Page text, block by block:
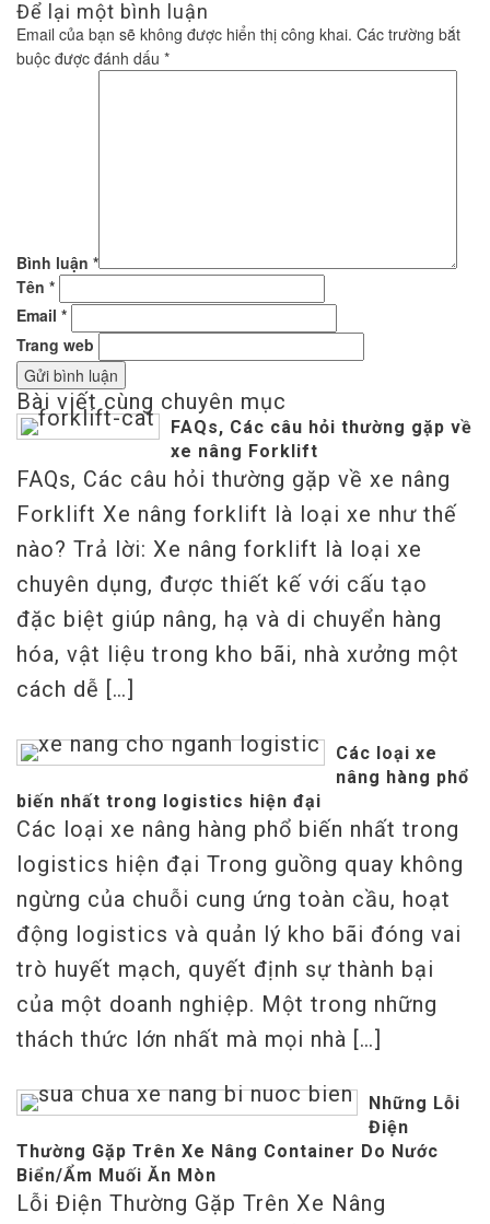
Để lại một bình luận
Email của bạn sẽ không được hiển thị công khai. Các trường bắt
buộc được đánh dấu *
Bình luận *
Tên *
Email *
Trang web
Bài viết cùng chuyên mục
FAQs, Các câu hỏi thường gặp về
xe nâng Forklift
FAQs, Các câu hỏi thường gặp về xe nâng
Forklift Xe nâng forklift là loại xe như thế
nào? Trả lời: Xe nâng forklift là loại xe
chuyên dụng, được thiết kế với cấu tạo
đặc biệt giúp nâng, hạ và di chuyển hàng
hóa, vật liệu trong kho bãi, nhà xưởng một
cách dễ […]
Các loại xe
nâng hàng phổ
biến nhất trong logistics hiện đại
Các loại xe nâng hàng phổ biến nhất trong
logistics hiện đại Trong guồng quay không
ngừng của chuỗi cung ứng toàn cầu, hoạt
động logistics và quản lý kho bãi đóng vai
trò huyết mạch, quyết định sự thành bại
của một doanh nghiệp. Một trong những
thách thức lớn nhất mà mọi nhà […]
Những Lỗi
Điện
Thường Gặp Trên Xe Nâng Container Do Nước
Biển/Ẩm Muối Ăn Mòn
Lỗi Điện Thường Gặp Trên Xe Nâng